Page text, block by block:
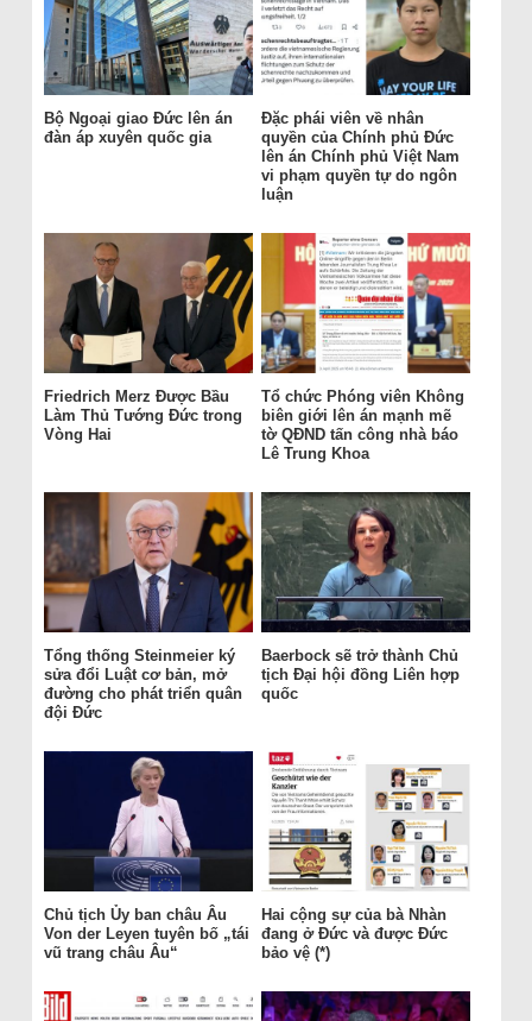
Bộ Ngoại giao Đức lên án
đàn áp xuyên quốc gia
Đặc phái viên về nhân
quyền của Chính phủ Đức
lên án Chính phủ Việt Nam
vi phạm quyền tự do ngôn
luận
Friedrich Merz Được Bầu
Làm Thủ Tướng Đức trong
Vòng Hai
Tổ chức Phóng viên Không
biên giới lên án mạnh mẽ
tờ QĐND tấn công nhà báo
Lê Trung Khoa
Tổng thống Steinmeier ký
sửa đổi Luật cơ bản, mở
đường cho phát triển quân
đội Đức
Baerbock sẽ trở thành Chủ
tịch Đại hội đồng Liên hợp
quốc
Chủ tịch Ủy ban châu Âu
Von der Leyen tuyên bố „tái
vũ trang châu Âu“
Hai cộng sự của bà Nhàn
đang ở Đức và được Đức
bảo vệ (*)